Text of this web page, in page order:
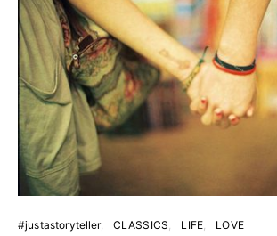
#justastoryteller CLASSICS LIFE LOVE